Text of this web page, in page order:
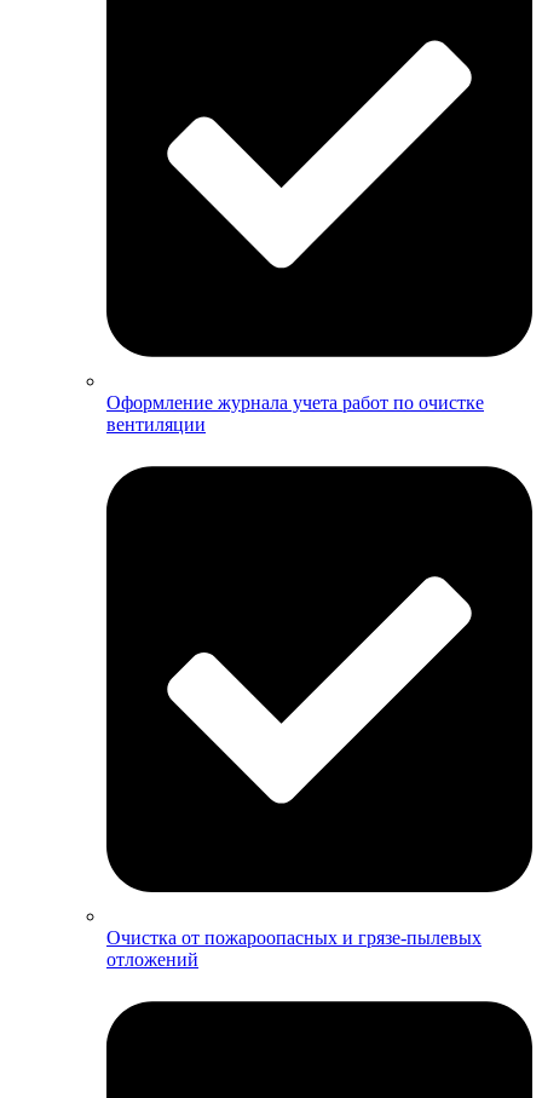
Оформление журнала учета работ по очистке
вентиляции
Очистка от пожароопасных и грязе-пылевых
отложений